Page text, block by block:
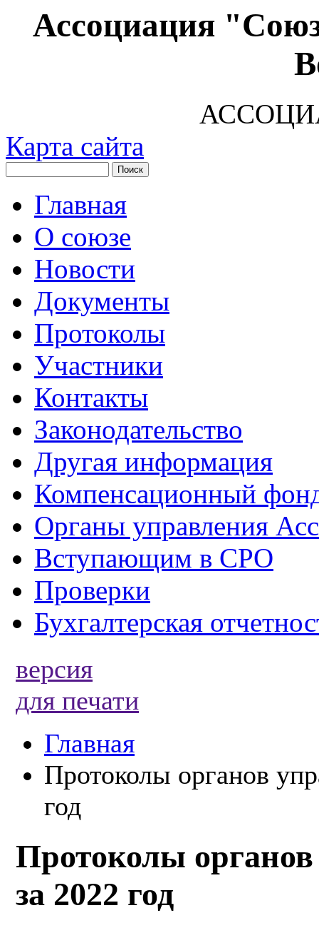
Ассоциация
Карта сайта
Главная
О союзе
Новости
Документы
Протоколы
Участники
Контакты
Законодательство
Другая информация
Компенсационный
Органы управления
Вступающим в СРО
Проверки
Бухгалтерская
версия
для печати
Главная
Протоколы органов
год
Протоколы
за 2022 год